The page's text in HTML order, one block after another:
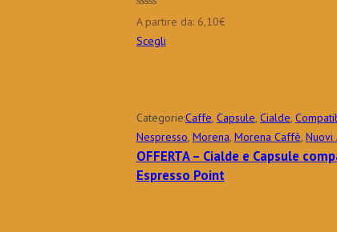
A partire da: 6,10€
Scegli
Categorie:Caffe, Capsule, Cialde,
Nespresso, Morena, Morena Caffè, Nuovi
OFFERTA – Cialde e Capsule
Espresso Point